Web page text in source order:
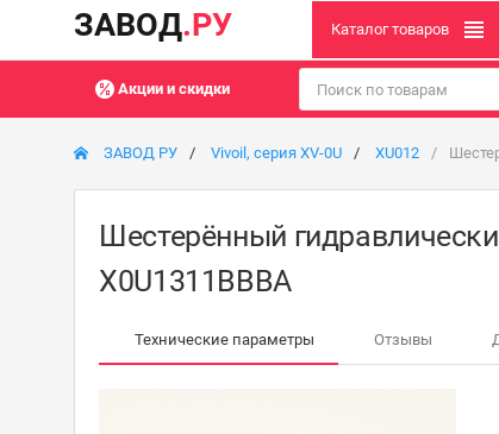
ЗАВОД.РУ Каталог товаров
Акции и скидки
ЗАВОД РУ Vivoil, серия XV-0U XU012
Шестерённый
X0U1311BBBA
Технические параметры Отзывы